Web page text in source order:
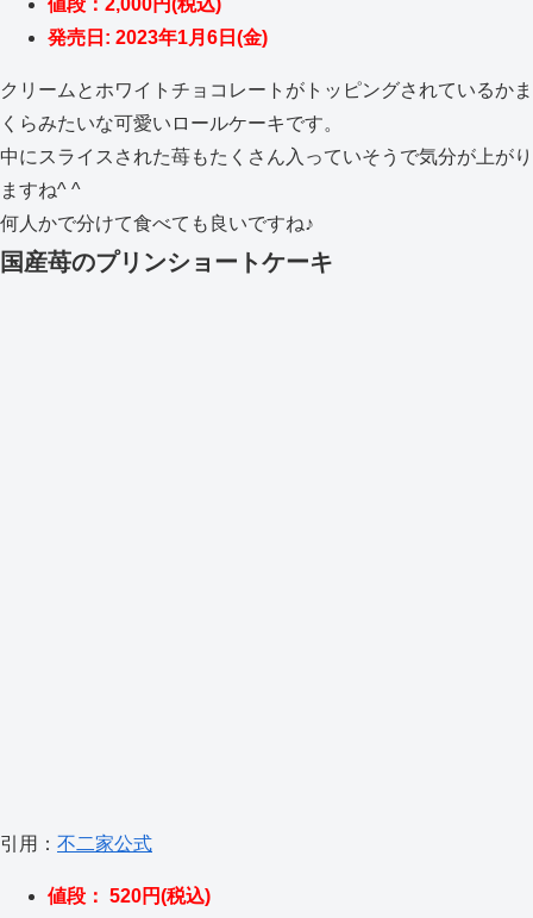
値段：2,000円(税込)
発売日: 2023年1月6日(金)
クリームとホワイトチョコレートがトッピングされているかま
くらみたいな可愛いロールケーキです。
中にスライスされた苺もたくさん入っていそうで気分が上がり
ますね^ ^
何人かで分けて食べても良いですね♪
国産苺のプリンショートケーキ
引用： 不二家公式
値段： 520円(税込)